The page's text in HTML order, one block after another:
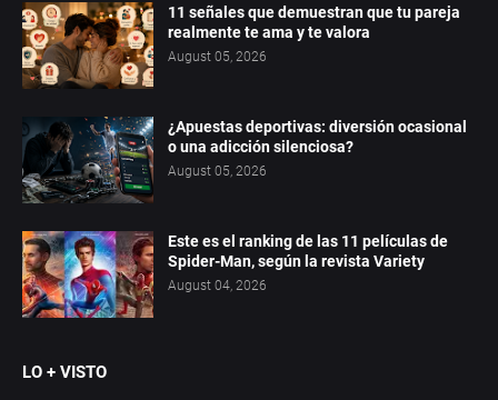
11 señales que demuestran que tu pareja
realmente te ama y te valora
August 05, 2026
¿Apuestas deportivas: diversión ocasional
o una adicción silenciosa?
August 05, 2026
Este es el ranking de las 11 películas de
Spider-Man, según la revista Variety
August 04, 2026
LO + VISTO